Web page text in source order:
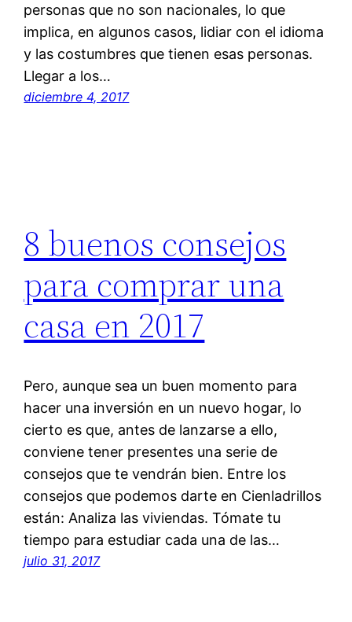
personas que no son nacionales, lo que
implica, en algunos casos, lidiar con el idioma
y las costumbres que tienen esas personas.
Llegar a los…
diciembre 4, 2017
8 buenos consejos
para comprar una
casa en 2017
Pero, aunque sea un buen momento para
hacer una inversión en un nuevo hogar, lo
cierto es que, antes de lanzarse a ello,
conviene tener presentes una serie de
consejos que te vendrán bien. Entre los
consejos que podemos darte en Cienladrillos
están: Analiza las viviendas. Tómate tu
tiempo para estudiar cada una de las…
julio 31, 2017